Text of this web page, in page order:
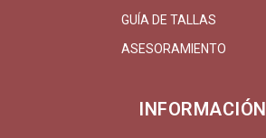
GUÍA DE TALLAS
ASESORAMIENTO
INFORMACIÓN